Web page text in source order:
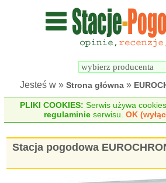
Jesteś w » Strona główna»
PLIKI COOKIES: Serwis używa
regulaminie serwisu.OK
Stacja pogodowa